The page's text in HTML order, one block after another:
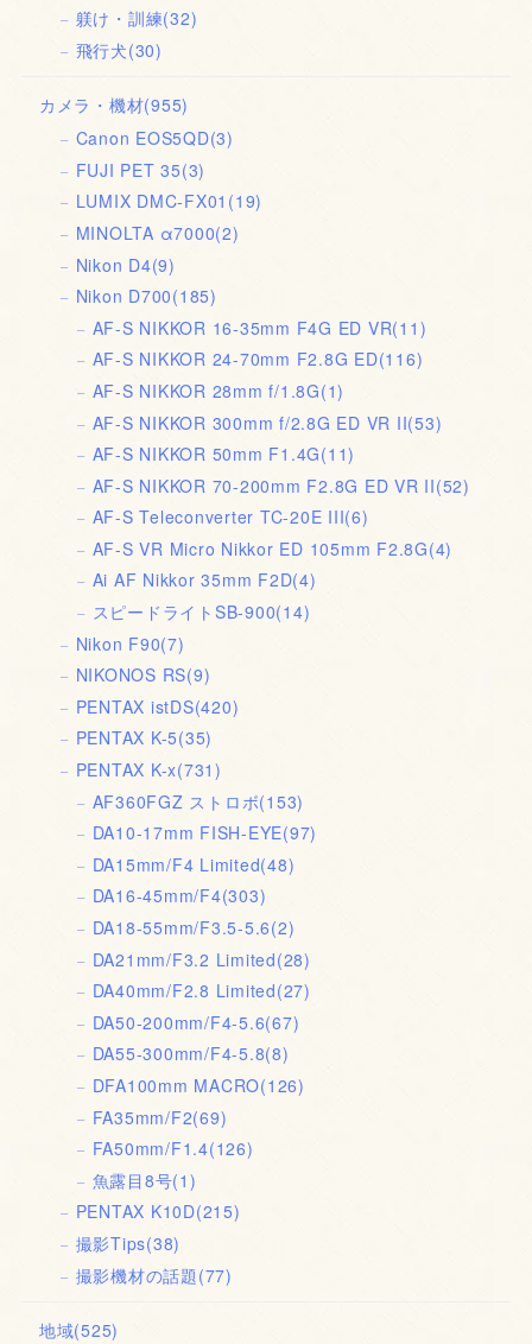
躾け・訓練(32)
飛行犬(30)
カメラ・機材(955)
Canon EOS5QD(3)
FUJI PET 35(3)
LUMIX DMC-FX01 (19)
MINOLTA α7000(2)
Nikon D4(9)
Nikon D700(185)
AF-S NIKKOR 16-35mm F4G ED VR(11)
AF-S NIKKOR 24-70mm F2.8G ED(116)
AF-S NIKKOR 28mm f/1.8G(1)
AF-S NIKKOR 300mm f/2.8G ED VR II(53)
AF-S NIKKOR 50mm F1.4G(11)
AF-S NIKKOR 70-200mm F2.8G ED VR II(52)
AF-S Teleconverter TC-20E III(6)
AF-S VR Micro Nikkor ED 105mm F2.8G(4)
Ai AF Nikkor 35mm F2D(4)
スピードライトSB-900(14)
Nikon F90(7)
NIKONOS RS(9)
PENTAX istDS(420)
PENTAX K-5(35)
PENTAX K-x(731)
AF360FGZ ストロボ(153)
DA10-17mm FISH-EYE(97)
DA15mm/F4 Limited(48)
DA16-45mm/F4(303)
DA18-55mm/F3.5-5.6(2)
DA21mm/F3.2 Limited(28)
DA40mm/F2.8 Limited(27)
DA50-200mm/F4-5.6(67)
DA55-300mm/F4-5.8(8)
DFA100mm MACRO(126)
FA35mm/F2(69)
FA50mm/F1.4(126)
魚露目8号(1)
PENTAX K10D(215)
撮影Tips(38)
撮影機材の話題 (77)
地域(525)